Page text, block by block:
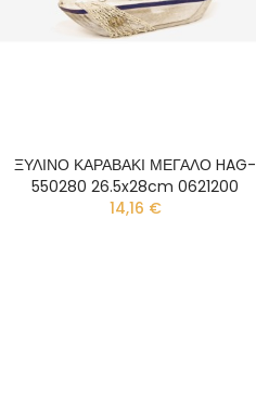
ΞΥΛΙΝΟ ΚΑΡΑΒΑΚΙ ΜΕΓΑΛΟ HAG-
550280 26.5x28cm 0621200
14,16 €